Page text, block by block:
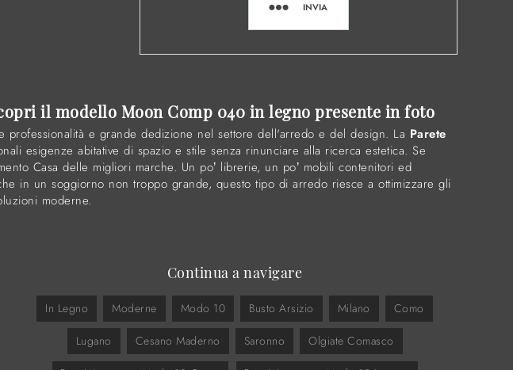
INVIA
il modello Moon Comp 040 in legno presente in foto
e grande dedizione nel settore dell'arredo e del design. La Parete
esigenze abitative di spazio e stile senza rinunciare alla ricerca estetica. Se
Casa delle migliori marche. Un po’ librerie, un po’ mobili contenitori ed
in un soggiorno non troppo grande, questo tipo di arredo riesce a ottimizzare gli
moderne.
Continua a navigare
In Legno Moderne Modo 10 Busto Arsizio Milano Como
Lugano Cesano Maderno Saronno Olgiate Comasco